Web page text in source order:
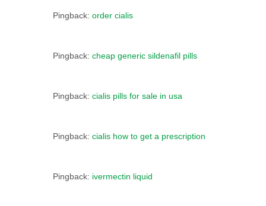
Pingback: order cialis
Pingback: cheap generic sildenafil pills
Pingback: cialis pills for sale in usa
Pingback: cialis how to get a prescription
Pingback: ivermectin liquid